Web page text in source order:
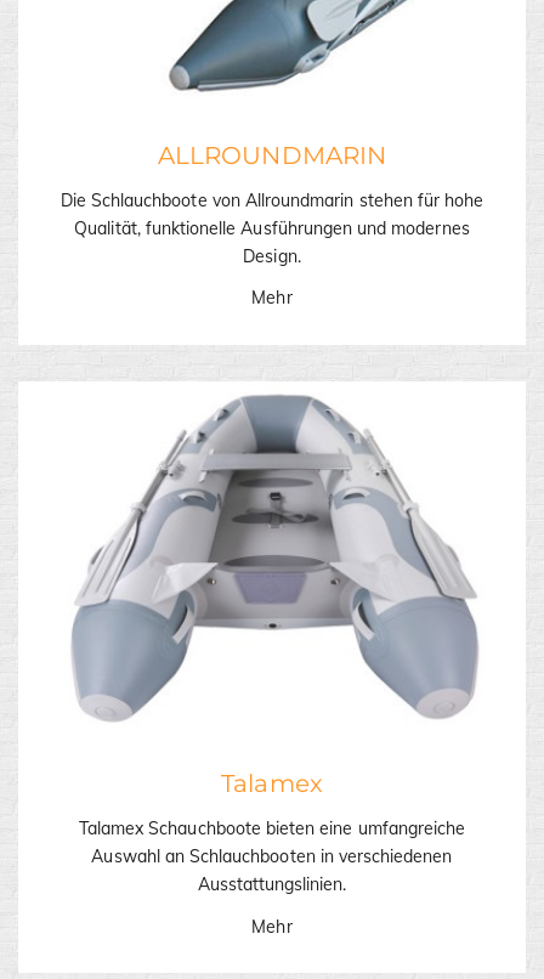
ALLROUNDMARIN
Die Schlauchboote von Allroundmarin stehen für hohe
Qualität, funktionelle Ausführungen und modernes
Design.
Mehr
Talamex
Talamex Schauchboote bieten eine umfangreiche
Auswahl an Schlauchbooten in verschiedenen
Ausstattungslinien.
Mehr